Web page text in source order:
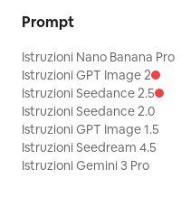
Prompt
Istruzioni Nano Banana Pro
Istruzioni GPT Image 2
Istruzioni Seedance 2.5
Istruzioni Seedance 2.0
Istruzioni GPT Image 1.5
Istruzioni Seedream 4.5
Istruzioni Gemini 3 Pro